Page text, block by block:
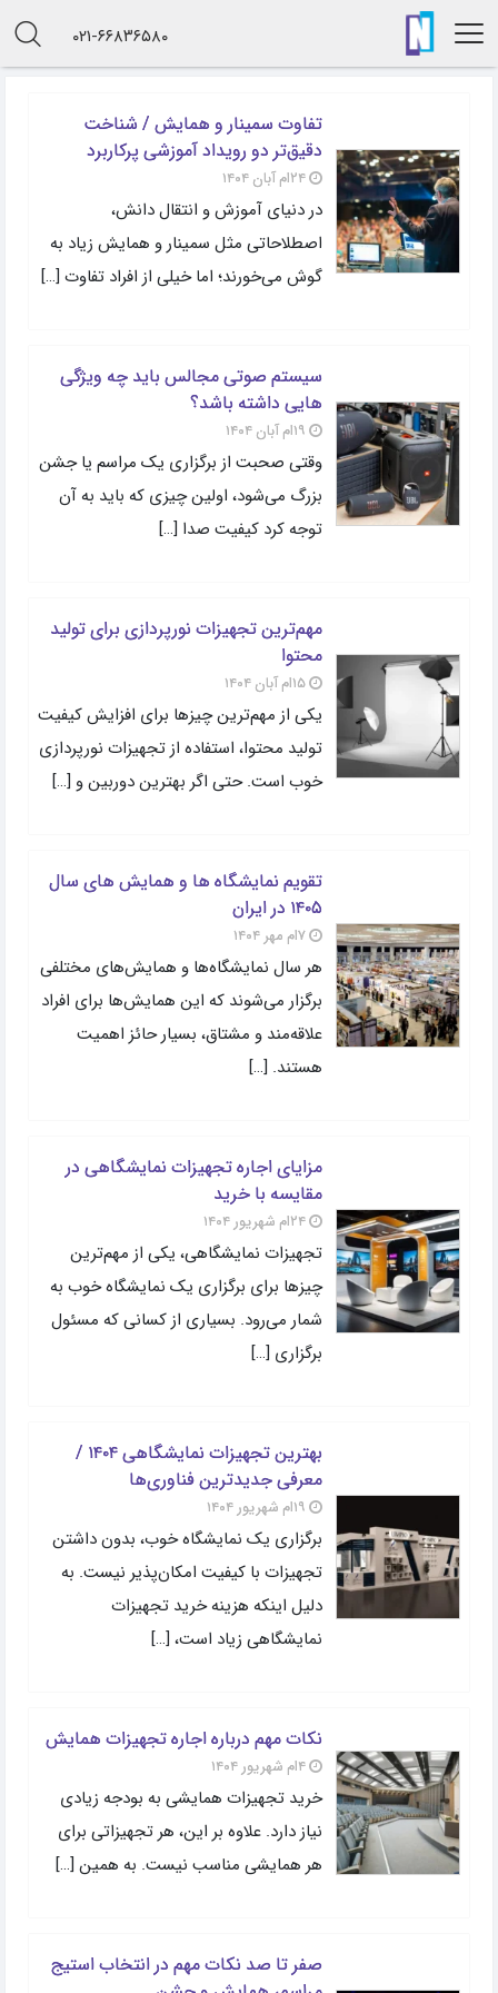
۰۲۱-۶۶۸۳۶۵۸۰
تفاوت سمینار و همایش / شناخت
دقیق‌تر دو رویداد آموزشی پرکاربرد
در دنیای آموزش و انتقال دانش،
اصطلاحاتی مثل سمینار و همایش زیاد به
گوش می‌خورند؛ اما خیلی از افراد تفاوت […]
سیستم صوتی مجالس باید چه ویژگی
هایی داشته باشد؟
وقتی صحبت از برگزاری یک مراسم یا جشن
بزرگ می‌شود، اولین چیزی که باید به آن
توجه کرد کیفیت صدا […]
مهم‌ترین تجهیزات نورپردازی برای تولید
محتوا
یکی از مهم‌ترین چیزها برای افزایش کیفیت
تولید محتوا، استفاده از تجهیزات نورپردازی
خوب است. حتی اگر بهترین دوربین و […]
تقویم نمایشگاه ها و همایش های سال
۱۴۰۵ در ایران
هر سال نمایشگاه‌ها و همایش‌های مختلفی
برگزار می‌شوند که این همایش‌ها برای افراد
علاقه‌مند و مشتاق، بسیار حائز اهمیت
هستند. […]
مزایای اجاره تجهیزات نمایشگاهی در
مقایسه با خرید
تجهیزات نمایشگاهی، یکی از مهم‌ترین
چیزها برای برگزاری یک نمایشگاه خوب به
شمار می‌رود. بسیاری از کسانی که مسئول
برگزاری […]
بهترین تجهیزات نمایشگاهی ۱۴۰۴ /
معرفی جدیدترین فناوری‌ها
برگزاری یک نمایشگاه خوب، بدون داشتن
تجهیزات با کیفیت امکان‌پذیر نیست. به
دلیل اینکه هزینه خرید تجهیزات
نمایشگاهی زیاد است، […]
نکات مهم درباره اجاره تجهیزات همایش
خرید تجهیزات همایشی به بودجه زیادی
نیاز دارد. علاوه بر این، هر تجهیزاتی برای
هر همایشی مناسب نیست. به همین […]
صفر تا صد نکات مهم در انتخاب استیج